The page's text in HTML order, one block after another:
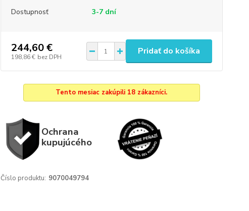
Dostupnosť 3-7 dní
244,60 €
198,86 € bez DPH
Pridať do košíka
Tento mesiac zakúpili 18 zákazníci.
Ochrana
kupujúcého
Číslo produktu: 9070049794